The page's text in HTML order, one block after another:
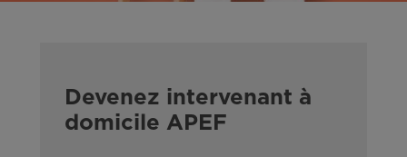
Devenez intervenant à
domicile APEF